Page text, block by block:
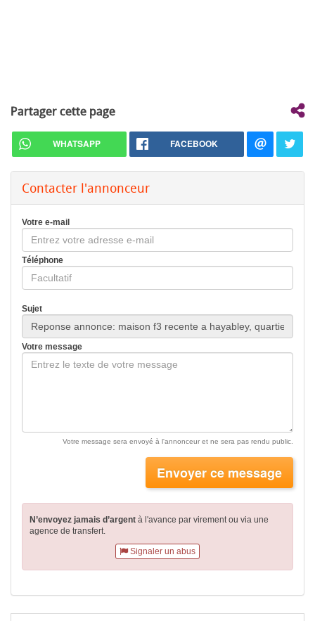
Partager cette page
WHATSAPP FACEBOOK
Contacter l'annonceur
Votre e-mail
Téléphone
Sujet
Votre message
Votre message sera envoyé à l'annonceur et ne sera pas rendu public.
Envoyer ce message
N’envoyez jamais d’argent à l'avance par virementou via une
agence de transfert.
Signaler un abus